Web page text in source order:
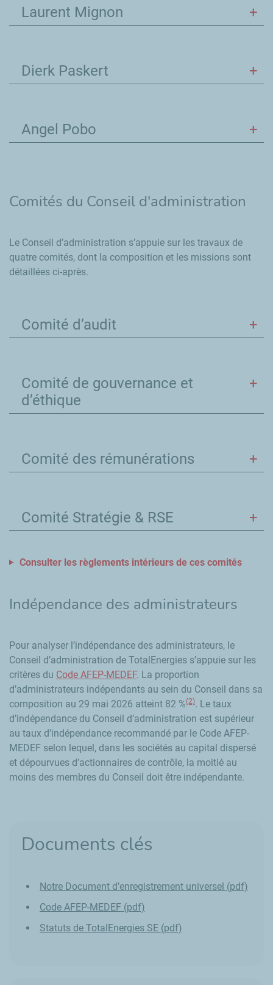
Laurent Mignon
Dierk Paskert
Angel Pobo
Comités du Conseil d'administration
Le Conseil d’administration s’appuie sur les travaux de
quatre comités, dont la composition et les missions sont
détaillées ci-après.
Comité d’audit
Comité de gouvernance et
d’éthique
Comité des rémunérations
Comité Stratégie & RSE
Consulter les règlements intérieurs de ces comités
Indépendance des administrateurs
Pour analyser l’indépendance des administrateurs, le
Conseil d’administration de TotalEnergies s’appuie sur les
critères du Code AFEP-MEDEF. La proportion
d’administrateurs indépendants au sein du Conseil dans sa
composition au 29 mai 2026 atteint 82 %(2). Le taux
d’indépendance du Conseil d’administration est supérieur
au taux d’indépendance recommandé par le Code AFEP-
MEDEF selon lequel, dans les sociétés au capital dispersé
et dépourvues d’actionnaires de contrôle, la moitié au
moins des membres du Conseil doit être indépendante.
Documents clés
Notre Document d’enregistrement universel (pdf)
Code AFEP-MEDEF (pdf)
Statuts de TotalEnergies SE (pdf)